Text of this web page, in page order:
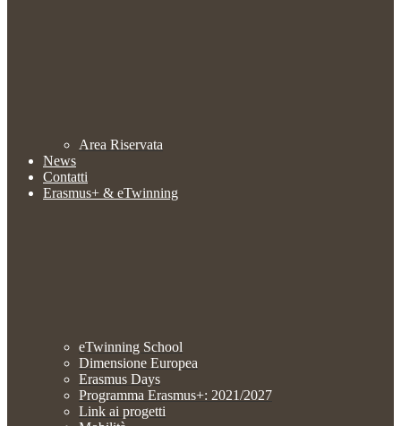
Area Riservata
News
Contatti
Erasmus+ & eTwinning
eTwinning School
Dimensione Europea
Erasmus Days
Programma Erasmus+: 2021/2027
Link ai progetti